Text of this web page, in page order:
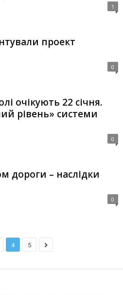
1
проект
0
очікують 22 січня.
рівень» системи
0
дороги – наслідки
0
4 5